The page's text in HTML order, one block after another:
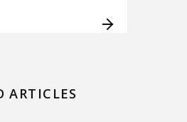
ARTICLES